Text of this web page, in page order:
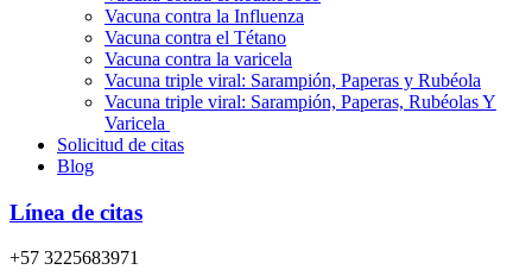
Vacuna contra la Influenza
Vacuna contra el Tétano
Vacuna contra la varicela
Vacuna triple viral: Sarampión, Paperas y Rubéola
Vacuna triple viral: Sarampión, Paperas, Rubéolas Y
Varicela
Solicitud de citas
Blog
Línea de citas
+57 3225683971